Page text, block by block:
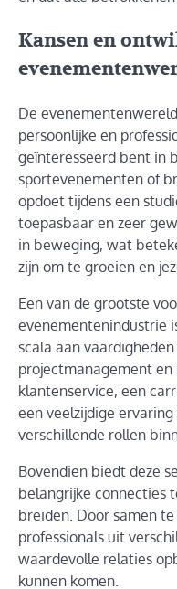
Kansen en
De
persoonlijke en
geïnteresseerd bent in
sportevenementen of
opdoet tijdens een
toepasbaar en zeer
in beweging, wat
zijn om te groeien en
Een van de grootste
evenementenindustrie
scala aan
projectmanagement
klantenservice, een
een veelzijdige
verschillende rollen
Bovendien biedt deze
belangrijke connecties
breiden. Door samen
professionals uit
waardevolle relaties
kunnen komen.